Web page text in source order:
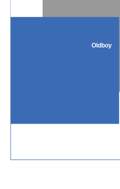
Oldboy